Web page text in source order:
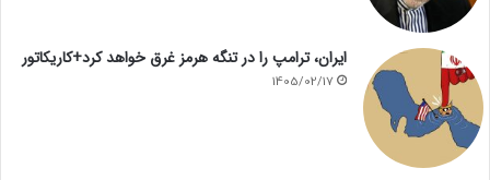
ایران، ترامپ را در تنگه هرمز غرق خواهد کرد+کاریکاتور
1405/02/17